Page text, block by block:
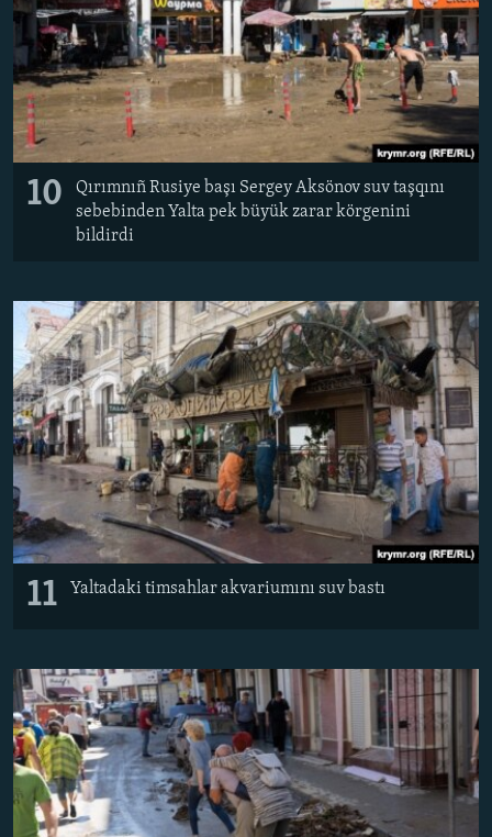
10
Qırımnıñ Rusiye başı Sergey Aksönov suv taşqını
sebebinden Yalta pek büyük zarar körgenini
bildirdi
11 Yaltadaki timsahlar akvariumını suv bastı